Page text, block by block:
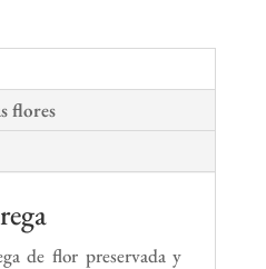
flores
de flor preservada y